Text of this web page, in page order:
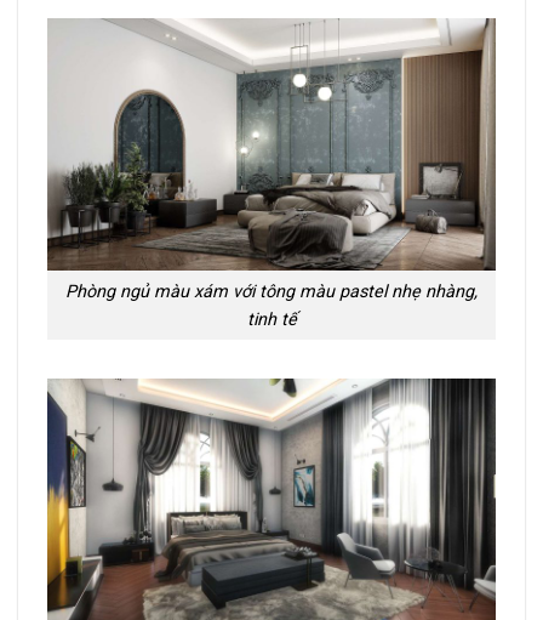
Phòng ngủ màu xám với tông màu pastel nhẹ nhàng,
tinh tế